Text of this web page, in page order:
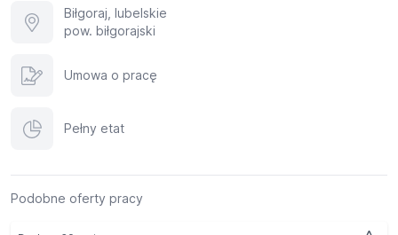
Biłgoraj, lubelskie
pow. biłgorajski
Umowa o pracę
Pełny etat
Podobne oferty pracy